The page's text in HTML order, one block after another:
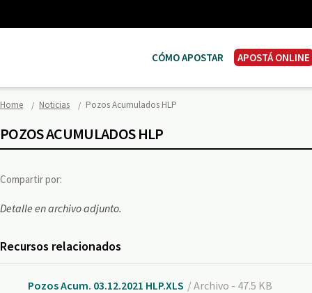
CÓMO APOSTAR APOSTÁ ONLINE
Home Noticias Pozos Acumulados HLP
POZOS ACUMULADOS HLP
Compartir por:
Detalle en archivo adjunto.
Recursos relacionados
Pozos Acum. 03.12.2021 HLP.XLS / Archivo - 47.5 KB